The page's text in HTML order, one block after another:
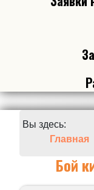
Вы здесь:
Главная
Бой